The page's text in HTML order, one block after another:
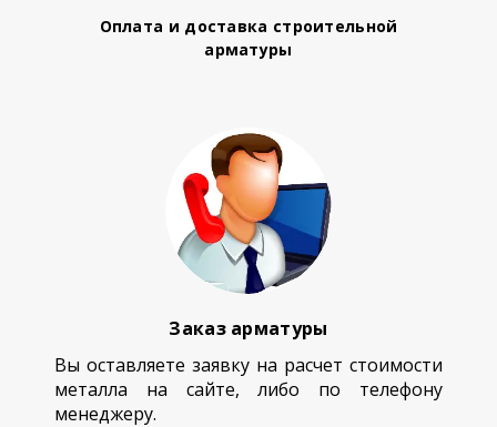
Оплата и доставка строительной
арматуры
Заказ арматуры
Вы оставляете заявку на расчет стоимости
металла на сайте, либо по телефону
менеджеру.